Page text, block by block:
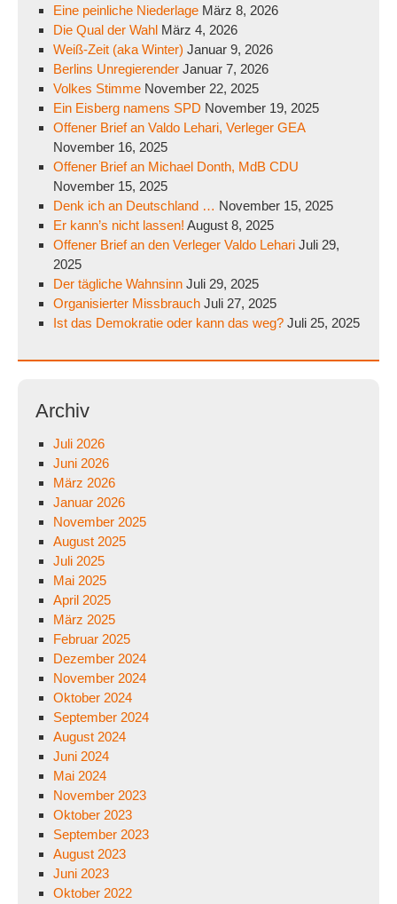
Eine peinliche Niederlage März 8, 2026
Die Qual der Wahl März 4, 2026
Weiß-Zeit (aka Winter) Januar 9, 2026
Berlins Unregierender Januar 7, 2026
Volkes Stimme November 22, 2025
Ein Eisberg namens SPD November 19, 2025
Offener Brief an Valdo Lehari, Verleger GEA
November 16, 2025
Offener Brief an Michael Donth, MdB CDU
November 15, 2025
Denk ich an Deutschland … November 15, 2025
Er kann’s nicht lassen! August 8, 2025
Offener Brief an den Verleger Valdo Lehari Juli 29,
2025
Der tägliche Wahnsinn Juli 29, 2025
Organisierter Missbrauch Juli 27, 2025
Ist das Demokratie oder kann das weg? Juli 25, 2025
Archiv
Juli 2026
Juni 2026
März 2026
Januar 2026
November 2025
August 2025
Juli 2025
Mai 2025
April 2025
März 2025
Februar 2025
Dezember 2024
November 2024
Oktober 2024
September 2024
August 2024
Juni 2024
Mai 2024
November 2023
Oktober 2023
September 2023
August 2023
Juni 2023
Oktober 2022